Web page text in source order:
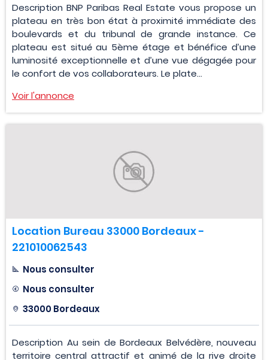
Description BNP Paribas Real Estate vous propose un
plateau en très bon état à proximité immédiate des
boulevards et du tribunal de grande instance. Ce
plateau est situé au 5ème étage et bénéfice d’une
luminosité exceptionnelle et d’une vue dégagée pour
le confort de vos collaborateurs. Le plate...
Voir l'annonce
Location Bureau 33000 Bordeaux -
221010062543
Nous consulter
Nous consulter
33000 Bordeaux
Description Au sein de Bordeaux Belvédère, nouveau
territoire central attractif et animé de la rive droite